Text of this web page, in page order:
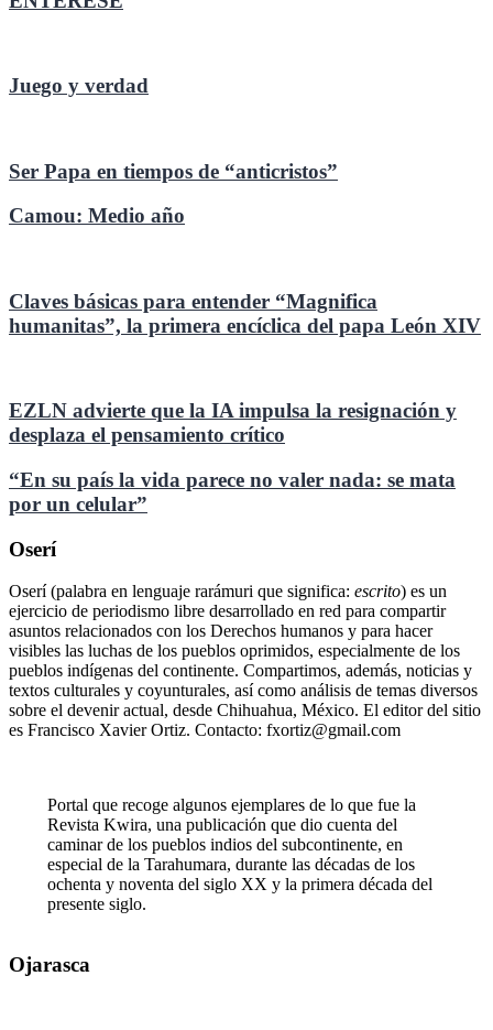
Juego y verdad
Ser Papa en tiempos de “anticristos”
Camou: Medio año
Claves básicas para entender “Magnifica
humanitas”, la primera encíclica del papa León XIV
EZLN advierte que la IA impulsa la resignación y
desplaza el pensamiento crítico
“En su país la vida parece no valer nada: se mata
por un celular”
Oserí
Oserí (palabra en lenguaje rarámuri que significa: escrito) es un
ejercicio de periodismo libre desarrollado en red para compartir
asuntos relacionados con los Derechos humanos y para hacer
visibles las luchas de los pueblos oprimidos, especialmente de los
pueblos indígenas del continente. Compartimos, además, noticias y
textos culturales y coyunturales, así como análisis de temas diversos
sobre el devenir actual, desde Chihuahua, México. El editor del sitio
es Francisco Xavier Ortiz. Contacto: fxortiz@gmail.com
Portal que recoge algunos ejemplares de lo que fue la
Revista Kwira, una publicación que dio cuenta del
caminar de los pueblos indios del subcontinente, en
especial de la Tarahumara, durante las décadas de los
ochenta y noventa del siglo XX y la primera década del
presente siglo.
Ojarasca